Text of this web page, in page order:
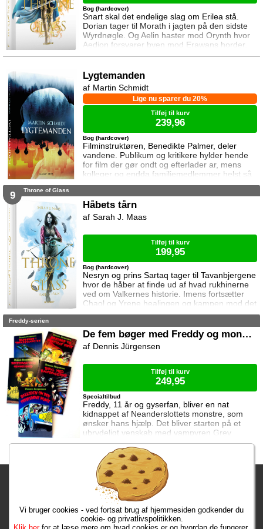
Snart skal det endelige slag om Erilea stå.
Dorian tager til Morath i jagten på den sidste
Wyrdnøgle. Og Aelin haster mod Orynth hvor
Aedion forsvarer byen mod Erawans horder.
Heldigvis er han ikke alene. Men kan deres
mod Erawans rædsler?
Bog (hardcover)
Lygtemanden
Filminstruktøren, Benedikte Palmer, deler
vandene. Publikum og kritikere hylder hende
for film der gør ondt og efterlader ar, mens
kolleger og endda familiemedlemmer helst så
hende forsvinde. Under en rejse til Los
miste livet. Da efterforskningen fortsætter
nyuddannede agent April Biggs for at assistere
Bog (hardcover)
Lige nu sparer du 20%
Martin Schmidt
Tilføj til kurv
239,96
9 Throne of Glass
Håbets tårn
Nesryn og prins Sartaq tager til Tavanbjergene
hvor de håber at finde ud af hvad rukhinerne
ved om Valkernes historie. Imens fortsætter
Chaol og Yrene healingen og kampen mod det
mystiske mørke som lurer inden i ham. Men
deres venner derhjemme.
Bog (hardcover)
Sarah J. Maas
Tilføj til kurv
199,95
Freddy-serien
De fem bøger med Freddy og monstrene
Freddy, 11 år og gyserfan, bliver en nat
kidnappet af Neanderslottets monstre, som
ønsker hans hjælp. Det bliver starten på et
ubrydeligt venskab med vampyren Grev
Dracula, varulven Eddie, den hovedløse ridder
Sir Arthur Fieldstein, Frankenstein-uhyret
Boris, mumien Mummy og bøvsedragen Nitan.
Specialtilbud
Dennis Jürgensen
Tilføj til kurv
249,95
Fragtgebyret er DKK 59,95 • Fragtgebyret bortfalder ved køb over
DKK 299,00
Bestiller du i dag, har du dine varer på tirsdag!
Vi bruger cookies - ved fortsat brug af hjemmesiden godkender du
cookie- og privatlivspolitikken.